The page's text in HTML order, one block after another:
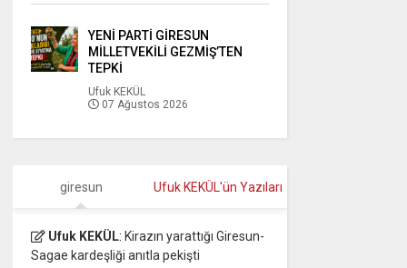
YENİ PARTİ GİRESUN
MİLLETVEKİLİ GEZMİŞ’TEN
TEPKİ
Ufuk KEKÜL
07 Ağustos 2026
giresun Ufuk KEKÜL'ün Yazıları
Ufuk KEKÜL: Kirazın yarattığı Giresun-
Sagae kardeşliği anıtla pekişti